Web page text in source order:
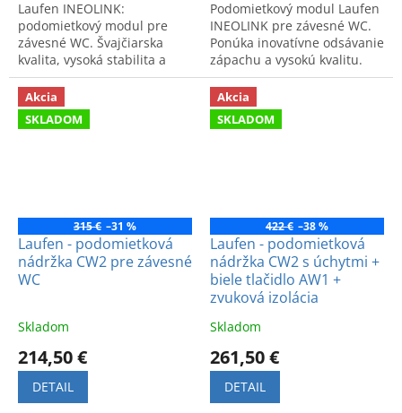
Laufen INEOLINK:
podomietkový modul pre
závesné WC. Švajčiarska
kvalita, vysoká stabilita a
moderný dizajn. Spoľahlivý
systém pre štýlovú kúpeľňu.
Podomietkový modul Laufen
INEOLINK pre závesné WC.
Ponúka inovatívne odsávanie
zápachu a vysokú kvalitu.
Ideálne riešenie pre sviežu a
modernú kúpeľňu.
Akcia
SKLADOM
315 € –31 %
Laufen - podomietková
nádržka CW2 pre závesné
WC
Skladom
214,50 €
DETAIL
Akcia
SKLADOM
422 € –38 %
Laufen - podomietková
nádržka CW2 s úchytmi +
biele tlačidlo AW1 +
zvuková izolácia
Skladom
261,50 €
DETAIL